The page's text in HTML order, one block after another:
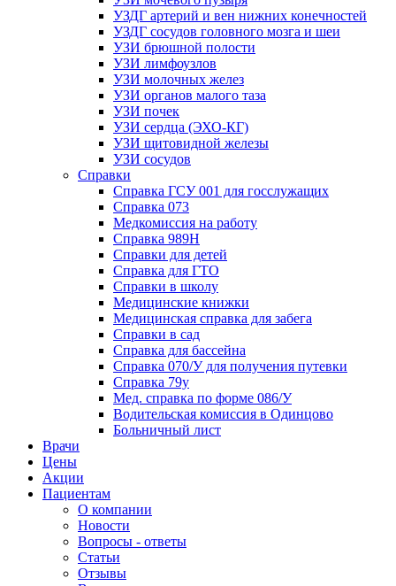
УЗДГ артерий и вен нижних конечностей
УЗДГ сосудов головного мозга и шеи
УЗИ брюшной полости
УЗИ лимфоузлов
УЗИ молочных желез
УЗИ органов малого таза
УЗИ почек
УЗИ сердца (ЭХО-КГ)
УЗИ щитовидной железы
УЗИ сосудов
Справки
Справка ГСУ 001 для госслужащих
Справка 073
Медкомиссия на работу
Справка 989Н
Справки для детей
Справка для ГТО
Справки в школу
Медицинские книжки
Медицинская справка для забега
Справки в сад
Справка для бассейна
Справка 070/У для получения путевки
Справка 79у
Мед. справка по форме 086/У
Водительская комиссия в Одинцово
Больничный лист
Врачи
Цены
Акции
Пациентам
О компании
Новости
Вопросы - ответы
Статьи
Отзывы